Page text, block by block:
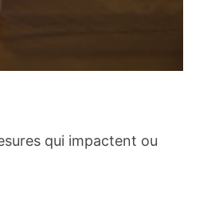
qui impactent ou